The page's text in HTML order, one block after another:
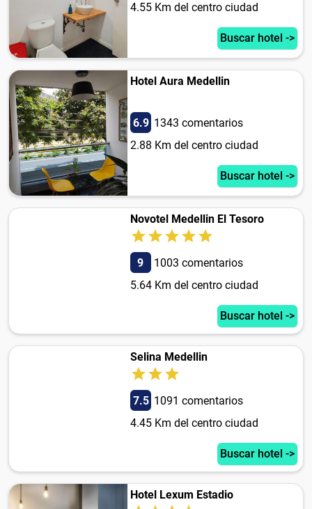
4.55 Km del centro ciudad
Buscar hotel ->
Hotel Aura Medellin
6.9 1343 comentarios
2.88 Km del centro ciudad
Buscar hotel ->
Novotel Medellin El Tesoro
9
1003 comentarios
5.64 Km del centro ciudad
Buscar hotel ->
Selina Medellin
7.5 1091 comentarios
4.45 Km del centro ciudad
Buscar hotel ->
Hotel Lexum Estadio